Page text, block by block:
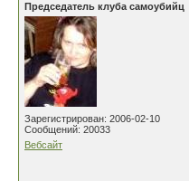
Председатель клуба самоубийц
Зарегистрирован: 2006-02-10
Сообщений: 20033
Вебсайт